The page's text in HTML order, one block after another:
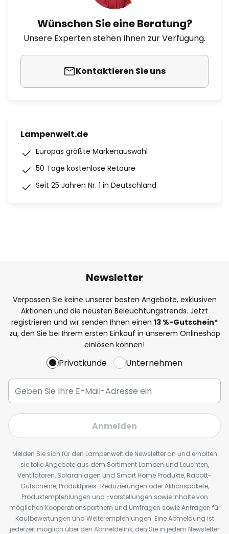
Wünschen Sie eine Beratung?
Unsere Experten stehen Ihnen zur Verfügung.
Kontaktieren Sie uns
Lampenwelt.de
Europas größte Markenauswahl
50 Tage kostenlose Retoure
Seit 25 Jahren Nr. 1 in Deutschland
Newsletter
Verpassen Sie keine unserer besten Angebote, exklusiven
Aktionen und die neusten Beleuchtungstrends. Jetzt
registrieren und wir senden Ihnen einen 13 %-Gutschein*
zu, den Sie bei Ihrem ersten Einkauf in unserem Onlineshop
einlösen können!
Privatkunde Unternehmen
Anmelden
Melden Sie sich für den Lampenwelt.de Newsletter an und erhalten
sie tolle Angebote aus dem Sortiment Lampen und Leuchten,
Ventilatoren, Solaranlagen und Smart Home Produkte, Rabatt-
Gutscheine, Produktpreis-Reduzierungen oder Aktionspakete,
Produktempfehlungen und -vorstellungen sowie Inhalte von
möglichen Kooperationspartnern und Umfragen sowie Anfragen für
Kaufbewertungen und Weiterempfehlungen. Eine Abmeldung ist
jederzeit möglich über den Abmeldelink, den Sie in jedem Newsletter